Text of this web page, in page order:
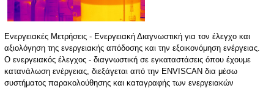
Ενεργειακές Μετρήσεις - Ενεργειακή Διαγνωστική για τον έλεγχο και
αξιολόγηση της ενεργειακής απόδοσης και την εξοικονόμηση ενέργειας.
Ο ενεργειακός έλεγχος - διαγνωστική σε εγκαταστάσεις όπου έχουμε
κατανάλωση ενέργειας, διεξάγεται από την ENVISCAN δια μέσω
συστήματος παρακολούθησης και καταγραφής των ενεργειακών